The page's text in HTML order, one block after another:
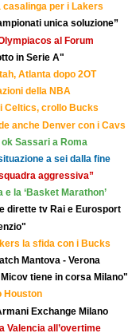
casalinga per i Lakers
unica soluzione”
al Forum
in Serie A"
Atlanta dopo 2OT
della NBA
Celtics, crollo Bucks
anche Denver con i Cavs
Sassari a Roma
a sei dalla fine
aggressiva”
e la ‘Basket Marathon’
dirette tv Rai e Eurosport
la sfida con i Bucks
Mantova - Verona
tiene in corsa Milano"
Houston
Exchange Milano
Valencia all’overtime